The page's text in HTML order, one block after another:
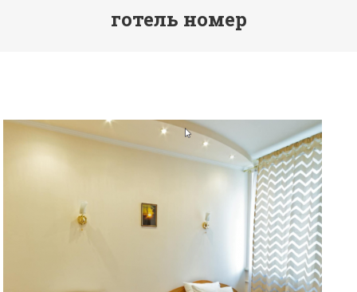
готель номер